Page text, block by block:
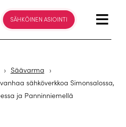
SÄHKÖINEN ASIOINTI
› Säävarma
›
sähköverkkoa Simonsalossa,
ja Panninniemellä